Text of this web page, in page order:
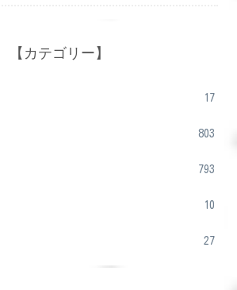
【カテゴリー】
17
803
793
10
27